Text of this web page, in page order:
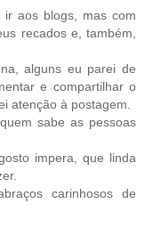
ir aos blogs, mas com
recados e, também,
alguns eu parei de
e compartilhar o
atenção à postagem.
sabe as pessoas
impera, que linda
carinhosos de